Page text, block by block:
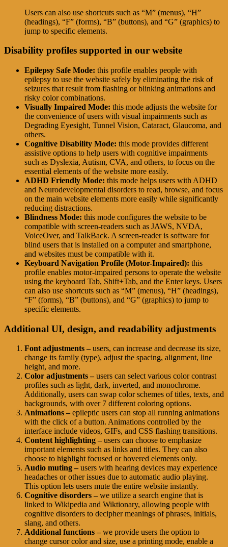
Users can also use shortcuts such as “M” (menus), “H”
(headings), “F” (forms), “B” (buttons), and “G” (graphics) to
jump to specific elements.
Disability profiles supported in our website
Epilepsy Safe Mode: this profile enables people with
epilepsy to use the website safely by eliminating the risk of
seizures that result from flashing or blinking animations and
risky color combinations.
Visually Impaired Mode: this mode adjusts the website for
the convenience of users with visual impairments such as
Degrading Eyesight, Tunnel Vision, Cataract, Glaucoma, and
others.
Cognitive Disability Mode: this mode provides different
assistive options to help users with cognitive impairments
such as Dyslexia, Autism, CVA, and others, to focus on the
essential elements of the website more easily.
ADHD Friendly Mode: this mode helps users with ADHD
and Neurodevelopmental disorders to read, browse, and focus
on the main website elements more easily while significantly
reducing distractions.
Blindness Mode: this mode configures the website to be
compatible with screen-readers such as JAWS, NVDA,
VoiceOver, and TalkBack. A screen-reader is software for
blind users that is installed on a computer and smartphone,
and websites must be compatible with it.
Keyboard Navigation Profile (Motor-Impaired): this
profile enables motor-impaired persons to operate the website
using the keyboard Tab, Shift+Tab, and the Enter keys. Users
can also use shortcuts such as “M” (menus), “H” (headings),
“F” (forms), “B” (buttons), and “G” (graphics) to jump to
specific elements.
Additional UI, design, and readability adjustments
Font adjustments –users, can increase and decrease its size,
change its family (type), adjust the spacing, alignment, line
height, and more.
Color adjustments –users can select various color contrast
profiles such as light, dark, inverted, and monochrome.
Additionally, users can swap color schemes of titles, texts, and
backgrounds, with over 7 different coloring options.
Animations –epileptic users can stop all running animations
with the click of a button. Animations controlled by the
interface include videos, GIFs, and CSS flashing transitions.
Content highlighting –users can choose to emphasize
important elements such as links and titles. They can also
choose to highlight focused or hovered elements only.
Audio muting –users with hearing devices may experience
headaches or other issues due to automatic audio playing.
This option lets users mute the entire website instantly.
Cognitive disorders –we utilize a search engine that is
linked to Wikipedia and Wiktionary, allowing people with
cognitive disorders to decipher meanings of phrases, initials,
slang, and others.
Additional functions –we provide users the option to
change cursor color and size, use a printing mode, enable a